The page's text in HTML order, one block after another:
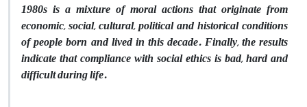
1980s is a mixture of moral actions that originate from
economic, social, cultural, political and historical conditions
of people born and lived in this decade. Finally, the results
indicate that compliance with social ethics is bad, hard and
difficult during life.